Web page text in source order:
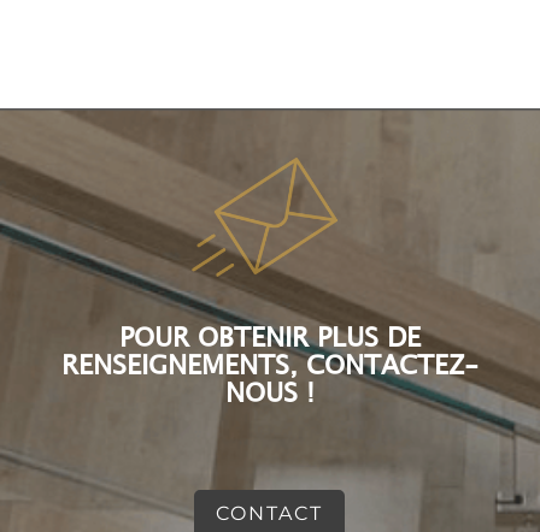
POUR OBTENIR PLUS DE
RENSEIGNEMENTS, CONTACTEZ-
NOUS !
CONTACT